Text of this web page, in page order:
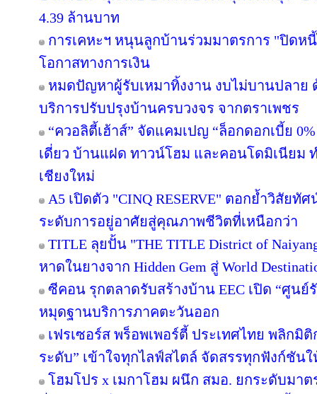
4.39 ล้านบาท
การเคหะฯ หนุนลูกบ้านร่วมมาตรการ "ปิดห
โอกาสทางการเงิน
หมดปัญหาผู้รับเหมาทิ้งงาน งบไม่บานปลาย ด้
บริการปรับปรุงบ้านครบวงจร จากตราเพชร
“ควอลิตี้เฮ้าส์” จัดแคมเปญ “ล็อกดอกเบี้ย
เดี่ยว บ้านแฝด ทาวน์โฮม และคอนโดมิเนียม
เชียงใหม่
A5 เปิดตัว "CINQ RESERVE" ตอกย้ำวิสัยทัศ
ระดับการอยู่อาศัยสู่คุณภาพชีวิตที่เหนือกว่า
TITLE ลุยปั้น "THE TITLE District of
หาดในยางจาก Hidden Gem สู่ World
ซีคอน รุกตลาดรับสร้างบ้าน EEC เปิด “ศูน
หมุดฐานบริการภาคตะวันออก
เฟรเซอร์ส พร็อพเพอร์ตี้ ประเทศไทย พลิกมิ
ระดับ” เข้าใจทุกไลฟ์สไตล์ จัดสรรทุกฟังก์ชัน
โฮมโปร x เมกาโฮม ผนึก สมอ. ยกระดับมา